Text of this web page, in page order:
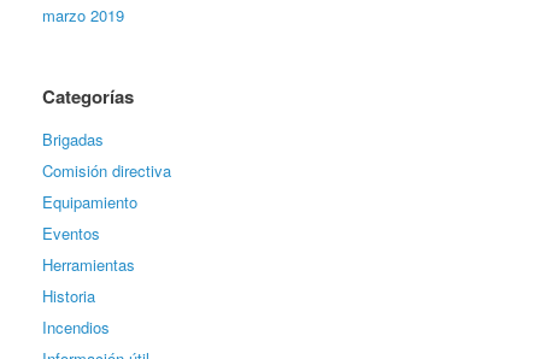
marzo 2019
Categorías
Brigadas
Comisión directiva
Equipamiento
Eventos
Herramientas
Historia
Incendios